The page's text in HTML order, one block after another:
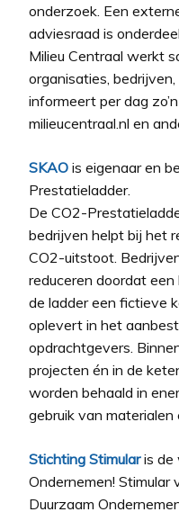
onderzoek. Een
adviesraad is
Milieu Centraal werkt
organisaties,
informeert per dag
milieucentraal.nl en
SKAO is eigenaar en
Prestatieladder.
De CO2-
bedrijven helpt bij het
CO2-uitstoot.
reduceren doordat
de ladder een fictieve
oplevert in het
opdrachtgevers.
projecten én in de
worden behaald in
gebruik van materialen
Stichting Stimularis de
Ondernemen! Stimular
Duurzaam